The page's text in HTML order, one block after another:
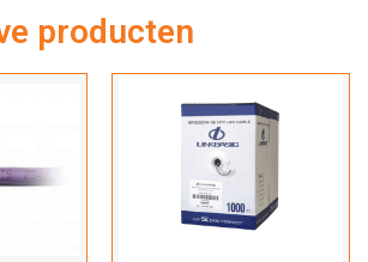
producten
is succesvol toegevoegd
aan uw winkelwagen!